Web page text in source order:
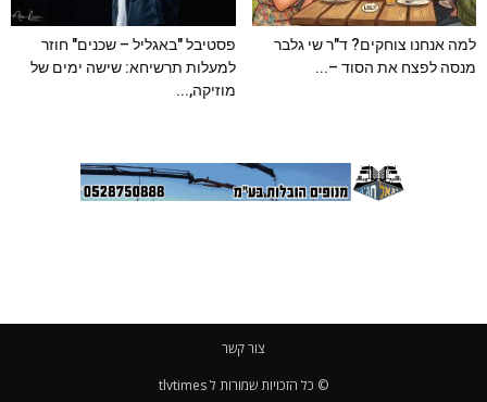
למה אנחנו צוחקים? ד"ר שי גלבר
מנסה לפצח את הסוד –...
פסטיבל "באגליל – שכנים" חוזר
למעלות תרשיחא: שישה ימים של
מוזיקה,...
צור קשר
© כל הזכויות שמורות ל tlvtimes